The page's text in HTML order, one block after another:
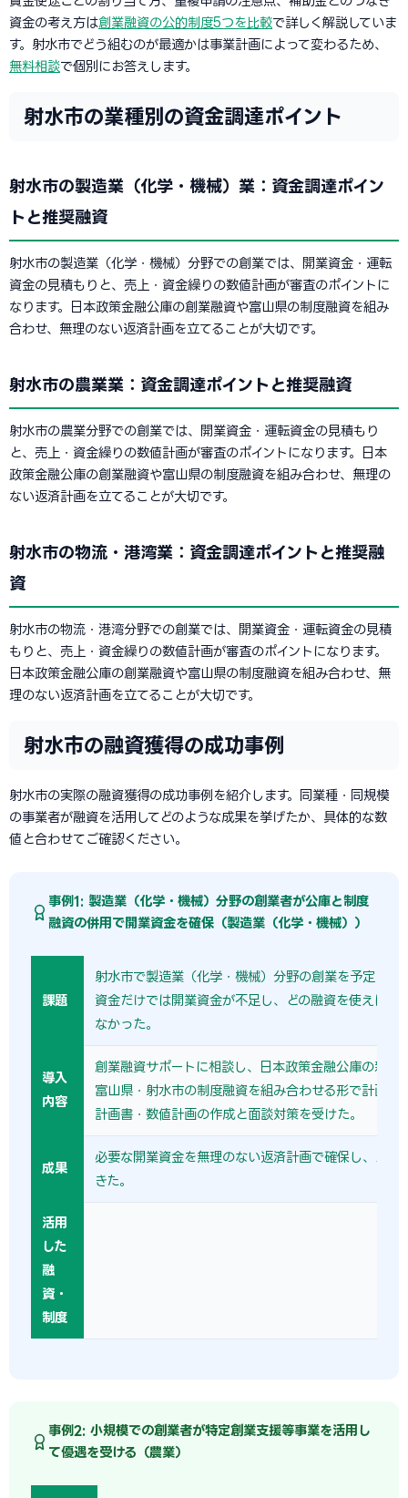
資金の考え方は創業融資の公的制度5つを比較で詳しく解説していま
す。射水市でどう組むのが最適かは事業計画によって変わるため、
無料相談で個別にお答えします。
射水市の業種別の資金調達ポイント
射水市の製造業（化学・機械）業：資金調達ポイン
トと推奨融資
射水市の製造業（化学・機械）分野での創業では、開業資金・運転
資金の見積もりと、売上・資金繰りの数値計画が審査のポイントに
なります。日本政策金融公庫の創業融資や富山県の制度融資を組み
合わせ、無理のない返済計画を立てることが大切です。
射水市の農業業：資金調達ポイントと推奨融資
射水市の農業分野での創業では、開業資金・運転資金の見積もり
と、売上・資金繰りの数値計画が審査のポイントになります。日本
政策金融公庫の創業融資や富山県の制度融資を組み合わせ、無理の
ない返済計画を立てることが大切です。
射水市の物流・港湾業：資金調達ポイントと推奨融
資
射水市の物流・港湾分野での創業では、開業資金・運転資金の見積
もりと、売上・資金繰りの数値計画が審査のポイントになります。
日本政策金融公庫の創業融資や富山県の制度融資を組み合わせ、無
理のない返済計画を立てることが大切です。
射水市の融資獲得の成功事例
射水市の実際の融資獲得の成功事例を紹介します。同業種・同規模
の事業者が融資を活用してどのような成果を挙げたか、具体的な数
値と合わせてご確認ください。
事例1: 製造業（化学・機械）分野の創業者が公庫と制度
融資の併用で開業資金を確保（製造業（化学・機械））
課題
射水市で製造業（化学・機械）分野の創業を予定して
資金だけでは開業資金が不足し、どの融資を使えばよ
なかった。
導入
内容
創業融資サポートに相談し、日本政策金融公庫の新規
富山県・射水市の制度融資を組み合わせる形で計画を
計画書・数値計画の作成と面談対策を受けた。
成果
必要な開業資金を無理のない返済計画で確保し、スム
きた。
活用
した
融
資・
制度
事例2: 小規模での創業者が特定創業支援等事業を活用し
て優遇を受ける（農業）